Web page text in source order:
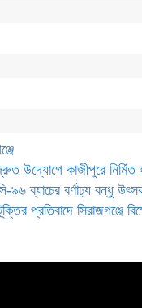
উদ্যোগে কাজীপুরে
ব্যাচের বর্ণাঢ্য বন্ধু
প্রতিবাদে সিরাজগঞ্জে